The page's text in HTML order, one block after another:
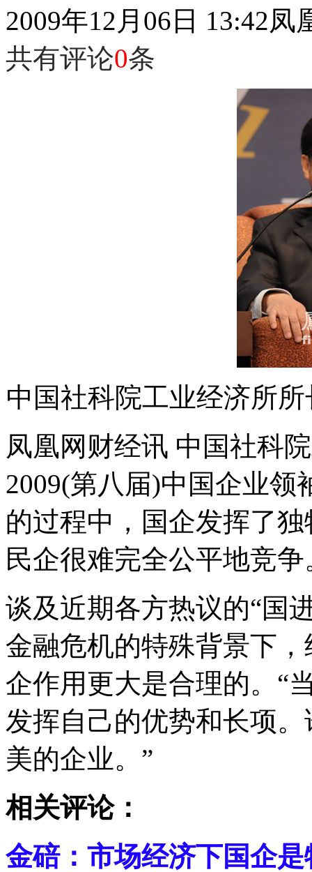
2009年12月06日 13:42凤
共有评论0条
中国社科院工业经济所所
凤凰网财经讯 中国社科
2009(第八届)中国企业
的过程中，国企发挥了
民企很难完全公平地竞争
谈及近期各方热议的“国
金融危机的特殊背景下
企作用更大是合理的。“
发挥自己的优势和长项
美的企业。”
相关评论：
金碚：市场经济下国企